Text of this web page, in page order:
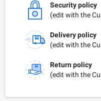
Security policy
(edit with the
Delivery policy
(edit with the
Return policy
(edit with the